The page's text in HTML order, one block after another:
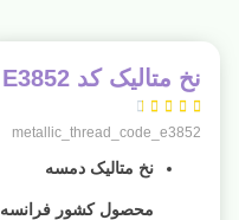
نخ متالیک کد E3852





metallic_thread_code_e3852
نخ متالیک دمسه
محصول کشور فرانسه